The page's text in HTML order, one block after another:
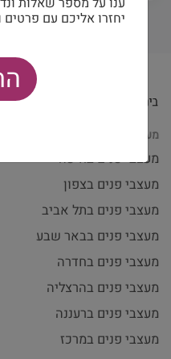
מעצבי פנים לפי עיר
מעצבי פנים בחיפה
מעצבי פנים בצפון
מעצבי פנים בתל אביב
מעצבי פנים בבאר שבע
מעצבי פנים בחדרה
מעצבי פנים בהרצליה
מעצבי פנים ברעננה
מעצבי פנים במרכז
יחזרו אליכם עם פרטים